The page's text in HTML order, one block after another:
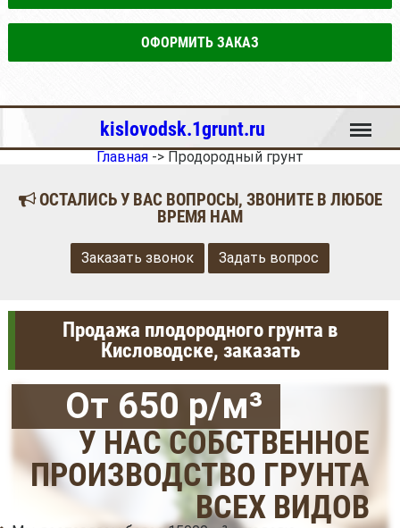
ОФОРМИТЬ ЗАКАЗ
kislovodsk.1grunt.ru Меню
Главная -> Продородный грунт
ОСТАЛИСЬ У ВАС ВОПРОСЫ, ЗВОНИТЕ В ЛЮБОЕ
ВРЕМЯ НАМ
Заказать звонок Задать вопрос
Продажа плодородного грунта в
Кисловодске, заказать
От 650 р/м³
У НАС СОБСТВЕННОЕ
ПРОИЗВОДСТВО ГРУНТА
ВСЕХ ВИДОВ